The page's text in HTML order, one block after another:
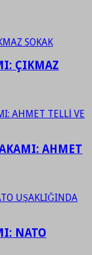
ÇIKMAZ
AHMET
NATO